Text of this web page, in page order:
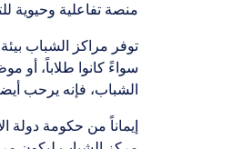
منصة تفاعلية وحيوية
سواءً كانوا طلاباً، أو
الشباب، فإنه يرحب
إيماناً من حكومة دولة